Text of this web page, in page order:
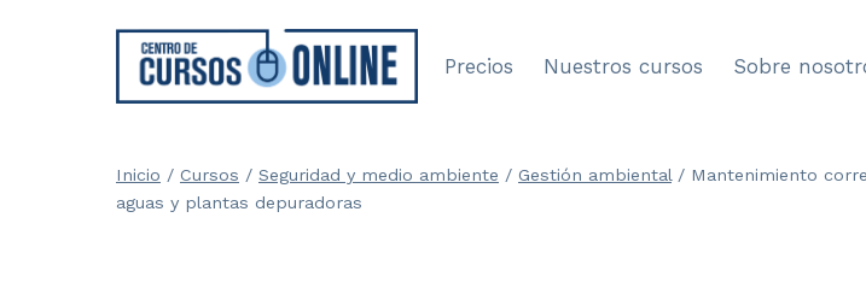
Precios Nuestros cursos Sobre
Inicio / Cursos / Seguridad y medio ambiente / Gestión ambiental / Mantenimiento
aguas y plantas depuradoras